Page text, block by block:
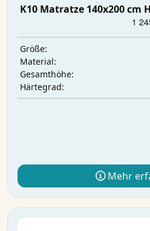
K10 Matratze 140x200 cm
Größe:
Material:
Gesamthöhe:
Härtegrad:
Mehr